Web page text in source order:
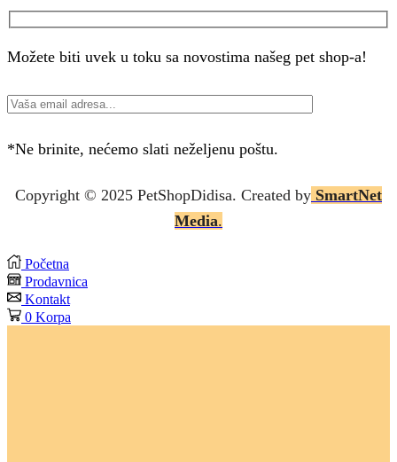
Možete biti uvek u toku sa novostima našeg pet shop-a!
*Ne brinite, nećemo slati neželjenu poštu.
Copyright © 2025 PetShopDidisa. Created by SmartNet
Media.
Početna
Prodavnica
Kontakt
0 Korpa